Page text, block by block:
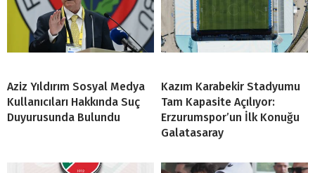
Aziz Yıldırım Sosyal Medya
Kullanıcıları Hakkında Suç
Duyurusunda Bulundu
Kazım Karabekir Stadyumu
Tam Kapasite Açılıyor:
Erzurumspor’un İlk Konuğu
Galatasaray